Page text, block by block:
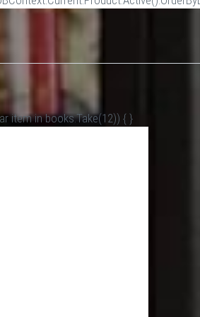
item in books.Take(12)) { }